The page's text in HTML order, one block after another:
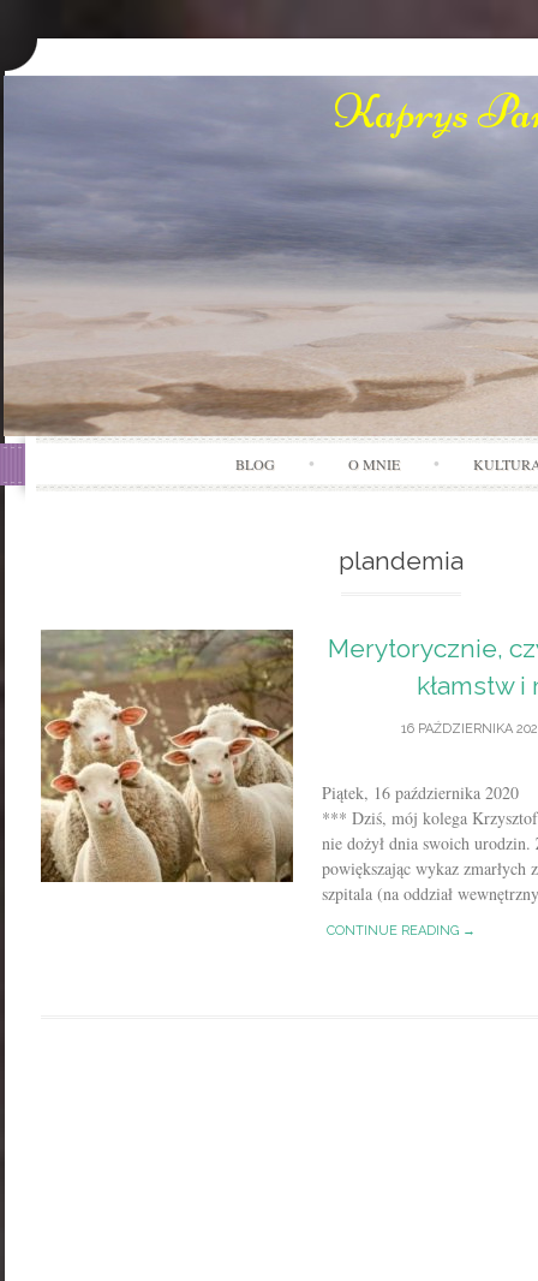
Kaprys
BLOG O MNIE
plandemia
Merytorycznie,
kłamstw
16 PAŹDZIERNIKA
Piątek, 16 października
*** Dziś, mój kolega
nie dożył dnia swoich urodzin.
powiększając wykaz
szpitala (na oddział
CONTINUE READING →